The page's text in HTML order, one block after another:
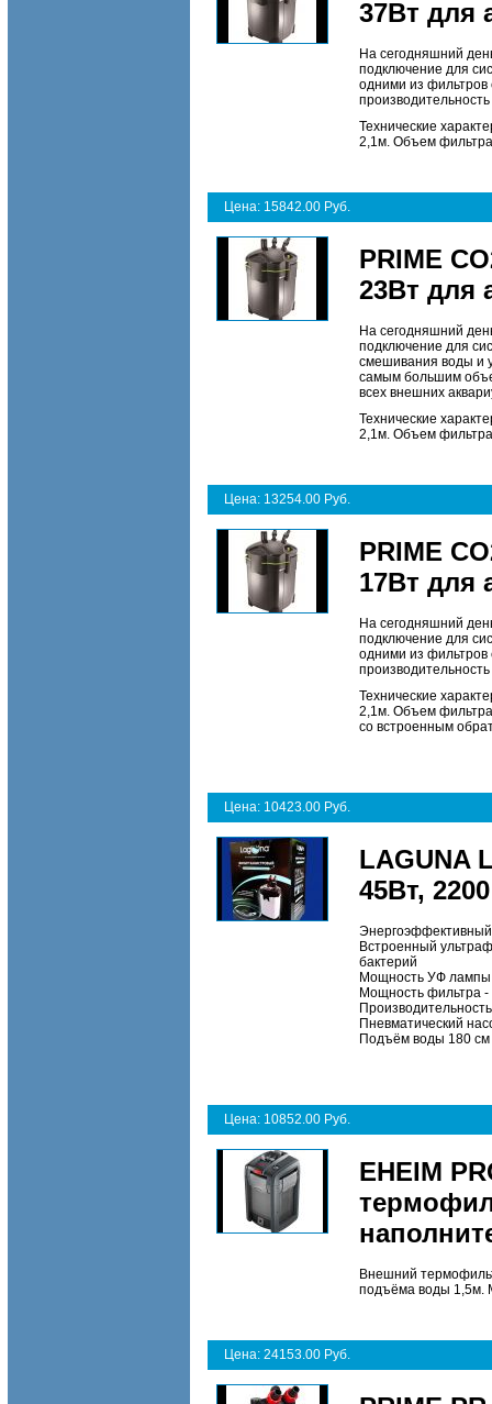
37Вт для
На сегодняшний
подключение для
одними из
Технические
2,1м. Объем
Цена: 15842.00 Руб.
PRIME
23Вт для
На сегодняшний
подключение для
смешивания воды и
самым большим
всех внешних
Технические
2,1м. Объем
Цена: 13254.00 Руб.
PRIME
17Вт для
На сегодняшний
подключение для
одними из
Технические
2,1м. Объем фильтра
со встроенным
Цена: 10423.00 Руб.
LAGUNA
45Вт,
Встроенный
бактерий
Мощность УФ лампы
Мощность фильтра -
Пневматический
Подъём воды 180 см
Цена: 10852.00 Руб.
EHEIM
Внешний
подъёма воды 1,5м.
Цена: 24153.00 Руб.